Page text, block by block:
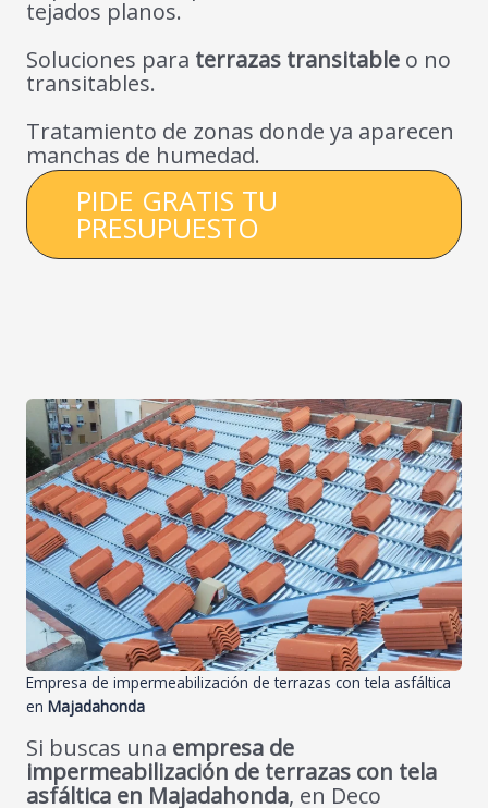
tejados planos.
Soluciones para terrazas transitable o no
transitables.
Tratamiento de zonas donde ya aparecen
manchas de humedad.
PIDE GRATIS TU
PRESUPUESTO
Empresa de impermeabilización de terrazas con tela asfáltica
en Majadahonda
Si buscas una empresa de
impermeabilización de terrazas con tela
asfáltica en Majadahonda, en Deco